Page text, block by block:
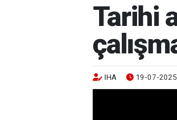
Tarihi
IHA 19-07-